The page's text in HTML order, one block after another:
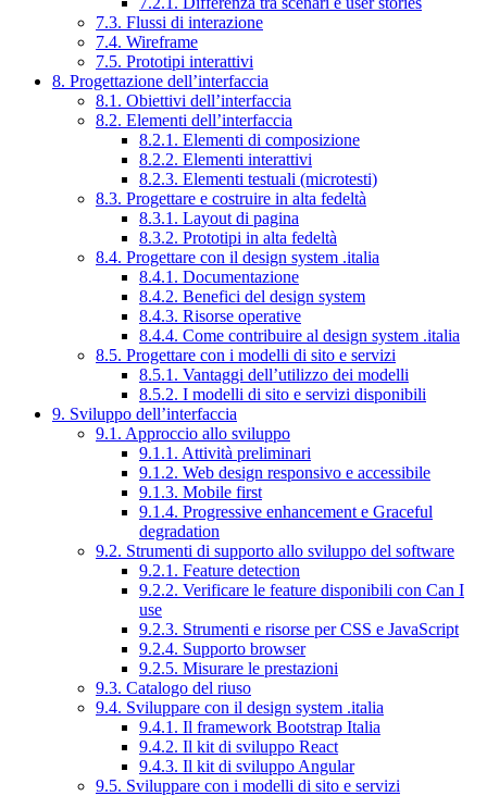
7.3. Flussi di interazione
7.4. Wireframe
7.5. Prototipi interattivi
8. Progettazione dell’interfaccia
8.1. Obiettivi dell’interfaccia
8.2. Elementi dell’interfaccia
8.2.1. Elementi di composizione
8.2.2. Elementi interattivi
8.2.3. Elementi testuali (microtesti)
8.3. Progettare e costruire in alta fedeltà
8.3.1. Layout di pagina
8.3.2. Prototipi in alta fedeltà
8.4. Progettare con il design system .italia
8.4.1. Documentazione
8.4.2. Benefici del design system
8.4.3. Risorse operative
8.4.4. Come contribuire al design system .italia
8.5. Progettare con i modelli di sito e servizi
8.5.1. Vantaggi dell’utilizzo dei modelli
8.5.2. I modelli di sito e servizi disponibili
9. Sviluppo dell’interfaccia
9.1. Approccio allo sviluppo
9.1.1. Attività preliminari
9.1.2. Web design responsivo e accessibile
9.1.3. Mobile first
9.1.4. Progressive enhancement e Graceful
degradation
9.2. Strumenti di supporto allo sviluppo del software
9.2.1. Feature detection
9.2.2. Verificare le feature disponibili con Can I
use
9.2.3. Strumenti e risorse per CSS e JavaScript
9.2.4. Supporto browser
9.2.5. Misurare le prestazioni
9.3. Catalogo del riuso
9.4. Sviluppare con il design system .italia
9.4.1. Il framework Bootstrap Italia
9.4.2. Il kit di sviluppo React
9.4.3. Il kit di sviluppo Angular
9.5. Sviluppare con i modelli di sito e servizi